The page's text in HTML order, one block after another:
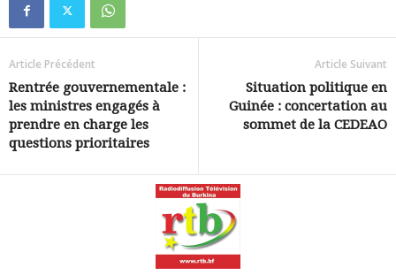
Article Précédent
Rentrée gouvernementale :
les ministres engagés à
prendre en charge les
questions prioritaires
Article Suivant
Situation politique en
Guinée : concertation au
sommet de la CEDEAO